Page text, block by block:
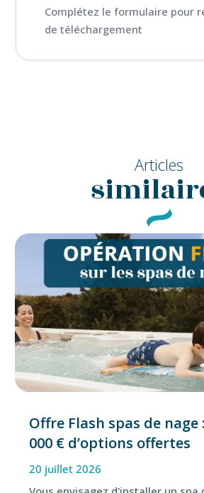
Complétez le formulaire pour
de téléchargement
Articles
Offre Flash spas de nage
000 € d’options offertes
20 juillet 2026